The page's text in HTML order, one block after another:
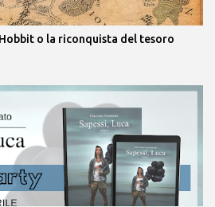
o la riconquista del tesoro